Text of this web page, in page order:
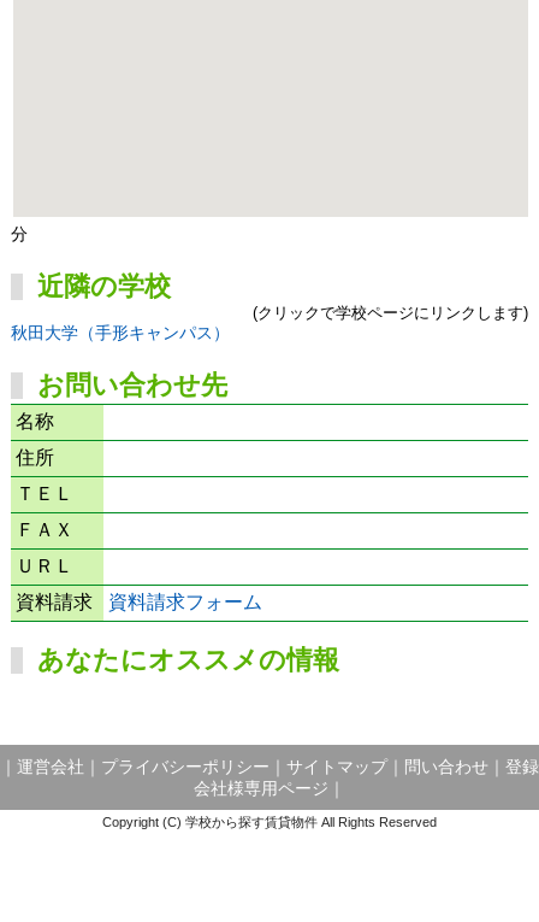
分
近隣の学校
(クリックで学校ページにリンクします)
秋田大学（手形キャンパス）
お問い合わせ先
名称
住所
ＴＥＬ
ＦＡＸ
ＵＲＬ
資料請求
資料請求フォーム
あなたにオススメの情報
運営会社 プライバシーポリシー サイトマップ｜ 問い合わせ
登録
会社様専用ページ
Copyright (C) 学校から探す賃貸物件 All Rights Reserved